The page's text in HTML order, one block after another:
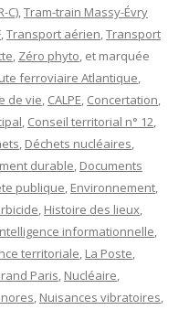
C),Tram-train Massy-Évry
,Transport aérien,Transport
, Zéro phyto, et marquée
ferroviaire Atlantique,
de vie, CALPE, Concertation,
, Conseil territorial n° 12,
, Déchets nucléaires,
durable, Documents
publique, Environnement,
, Histoire des lieux,
informationnelle,
territoriale, La Poste,
Paris, Nucléaire,
, Nuisances vibratoires,